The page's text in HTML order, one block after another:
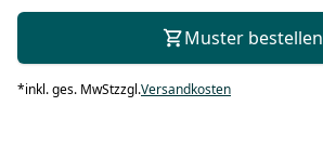
Muster bestellen
*inkl. ges. MwStzzgl.Versandkosten